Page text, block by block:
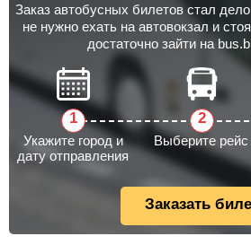
Заказ автобусных билетов стал
не нужно ехать на автовокзал и
достаточно зайти на
Укажите город и
дату отправления
Выберите рейс
Заказать